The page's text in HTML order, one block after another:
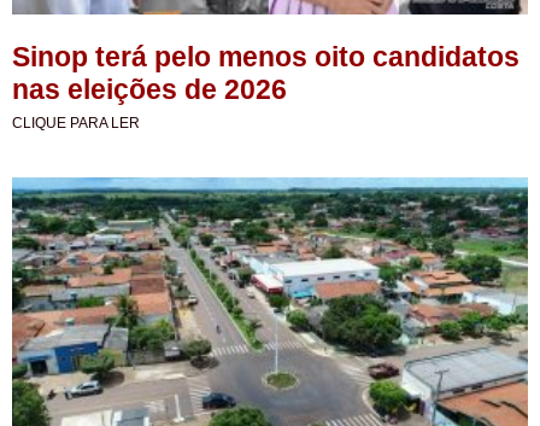
Sinop terá pelo menos oito candidatos
nas eleições de 2026
CLIQUE PARA LER